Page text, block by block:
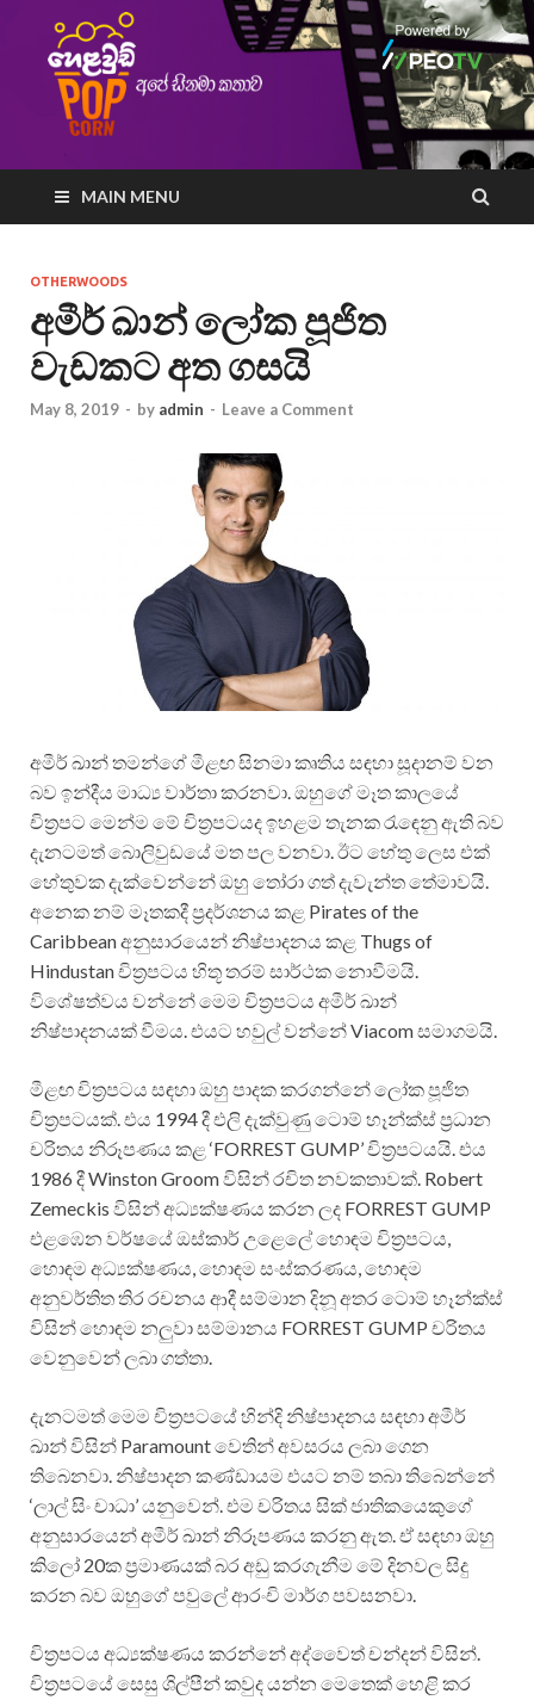
MAIN MENU
OTHERWOODS
අමීර් ඛාන් ලෝක පූජිත
වැඩකට අත ගසයි
May 8, 2019 - by admin - Leave a Comment
අමීර් ඛාන් තමන්ගේ මීළඟ සිනමා කෘතිය සඳහා සූදානම් වන
බව ඉන්දීය මාධ්‍ය වාර්තා කරනවා. ඔහුගේ මෑත කාලයේ
චිත්‍රපට මෙන්ම මේ චිත්‍රපටයද ඉහළම තැනක රැඳෙනු ඇති බව
දැනටමත් බොලිවුඩයේ මත පල වනවා. ඊට හේතු ලෙස එක්
හේතුවක දැක්වෙන්නේ ඔහු තෝරා ගත් දැවැන්ත තේමාවයි.
අනෙක නම් මෑතකදී ප්‍රදර්ශනය කළ Pirates of the
Caribbean අනුසාරයෙන් නිෂ්පාදනය කළ Thugs of
Hindustan චිත්‍රපටය හිතූ තරම් සාර්ථක නොවීමයි.
විශේෂත්වය වන්නේ මෙම චිත්‍රපටය අමීර් ඛාන්
නිෂ්පාදනයක් වීමය. එයට හවුල් වන්නේ Viacom සමාගමයි.
මීළඟ චිත්‍රපටය සඳහා ඔහු පාදක කරගන්නේ ලෝක පූජිත
චිත්‍රපටයක්. එය 1994 දී එලි දැක්වුණු ටොම් හෑන්ක්ස් ප්‍රධාන
චරිතය නිරූපණය කළ ‘FORREST GUMP’ චිත්‍රපටයයි. එය
1986 දී Winston Groom විසින් රචිත නවකතාවක්. Robert
Zemeckis විසින් අධ්‍යක්ෂණය කරන ලද FORREST GUMP
එළඹෙන වර්ෂයේ ඔස්කාර් උළෙලේ හොඳම චිත්‍රපටය,
හොඳම අධ්‍යක්ෂණය, හොඳම සංස්කරණය, හොඳම
අනුවර්තිත තිර රචනය ආදී සම්මාන දිනූ අතර ටොම් හෑන්ක්ස්
විසින් හොඳම නලුවා සම්මානය FORREST GUMP චරිතය
වෙනුවෙන් ලබා ගත්තා.
දැනටමත් මෙම චිත්‍රපටයේ හින්දි නිෂ්පාදනය සඳහා අමීර්
ඛාන් විසින් Paramount වෙතින් අවසරය ලබා ගෙන
තිබෙනවා. නිෂ්පාදන කණ්ඩායම එයට නම් තබා තිබෙන්නේ
‘ලාල් සිං චාධා’ යනුවෙන්. එම චරිතය සික් ජාතිකයෙකුගේ
අනුසාරයෙන් අමීර් ඛාන් නිරූපණය කරනු ඇත. ඒ සඳහා ඔහු
කිලෝ 20ක ප්‍රමාණයක් බර අඩු කරගැනීම මේ දිනවල සිදු
කරන බව ඔහුගේ පවුලේ ආරංචි මාර්ග පවසනවා.
චිත්‍රපටය අධ්‍යක්ෂණය කරන්නේ අද්වෛත් චන්දන් විසින්.
චිත්‍රපටයේ සෙසු ශිල්පීන් කවුද යන්න මෙතෙක් හෙළි කර